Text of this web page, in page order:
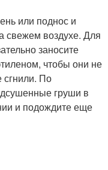
или поднос и
свежем воздухе. Для
заносите
чтобы они не
сгнили. По
груши в
и подождите еще